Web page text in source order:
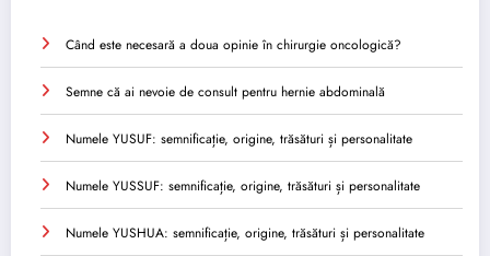
Când este necesară a doua opinie în chirurgie oncologică?
Semne că ai nevoie de consult pentru hernie abdominală
Numele YUSUF: semnificație, origine, trăsături și personalitate
Numele YUSSUF: semnificație, origine, trăsături și personalitate
Numele YUSHUA: semnificație, origine, trăsături și personalitate